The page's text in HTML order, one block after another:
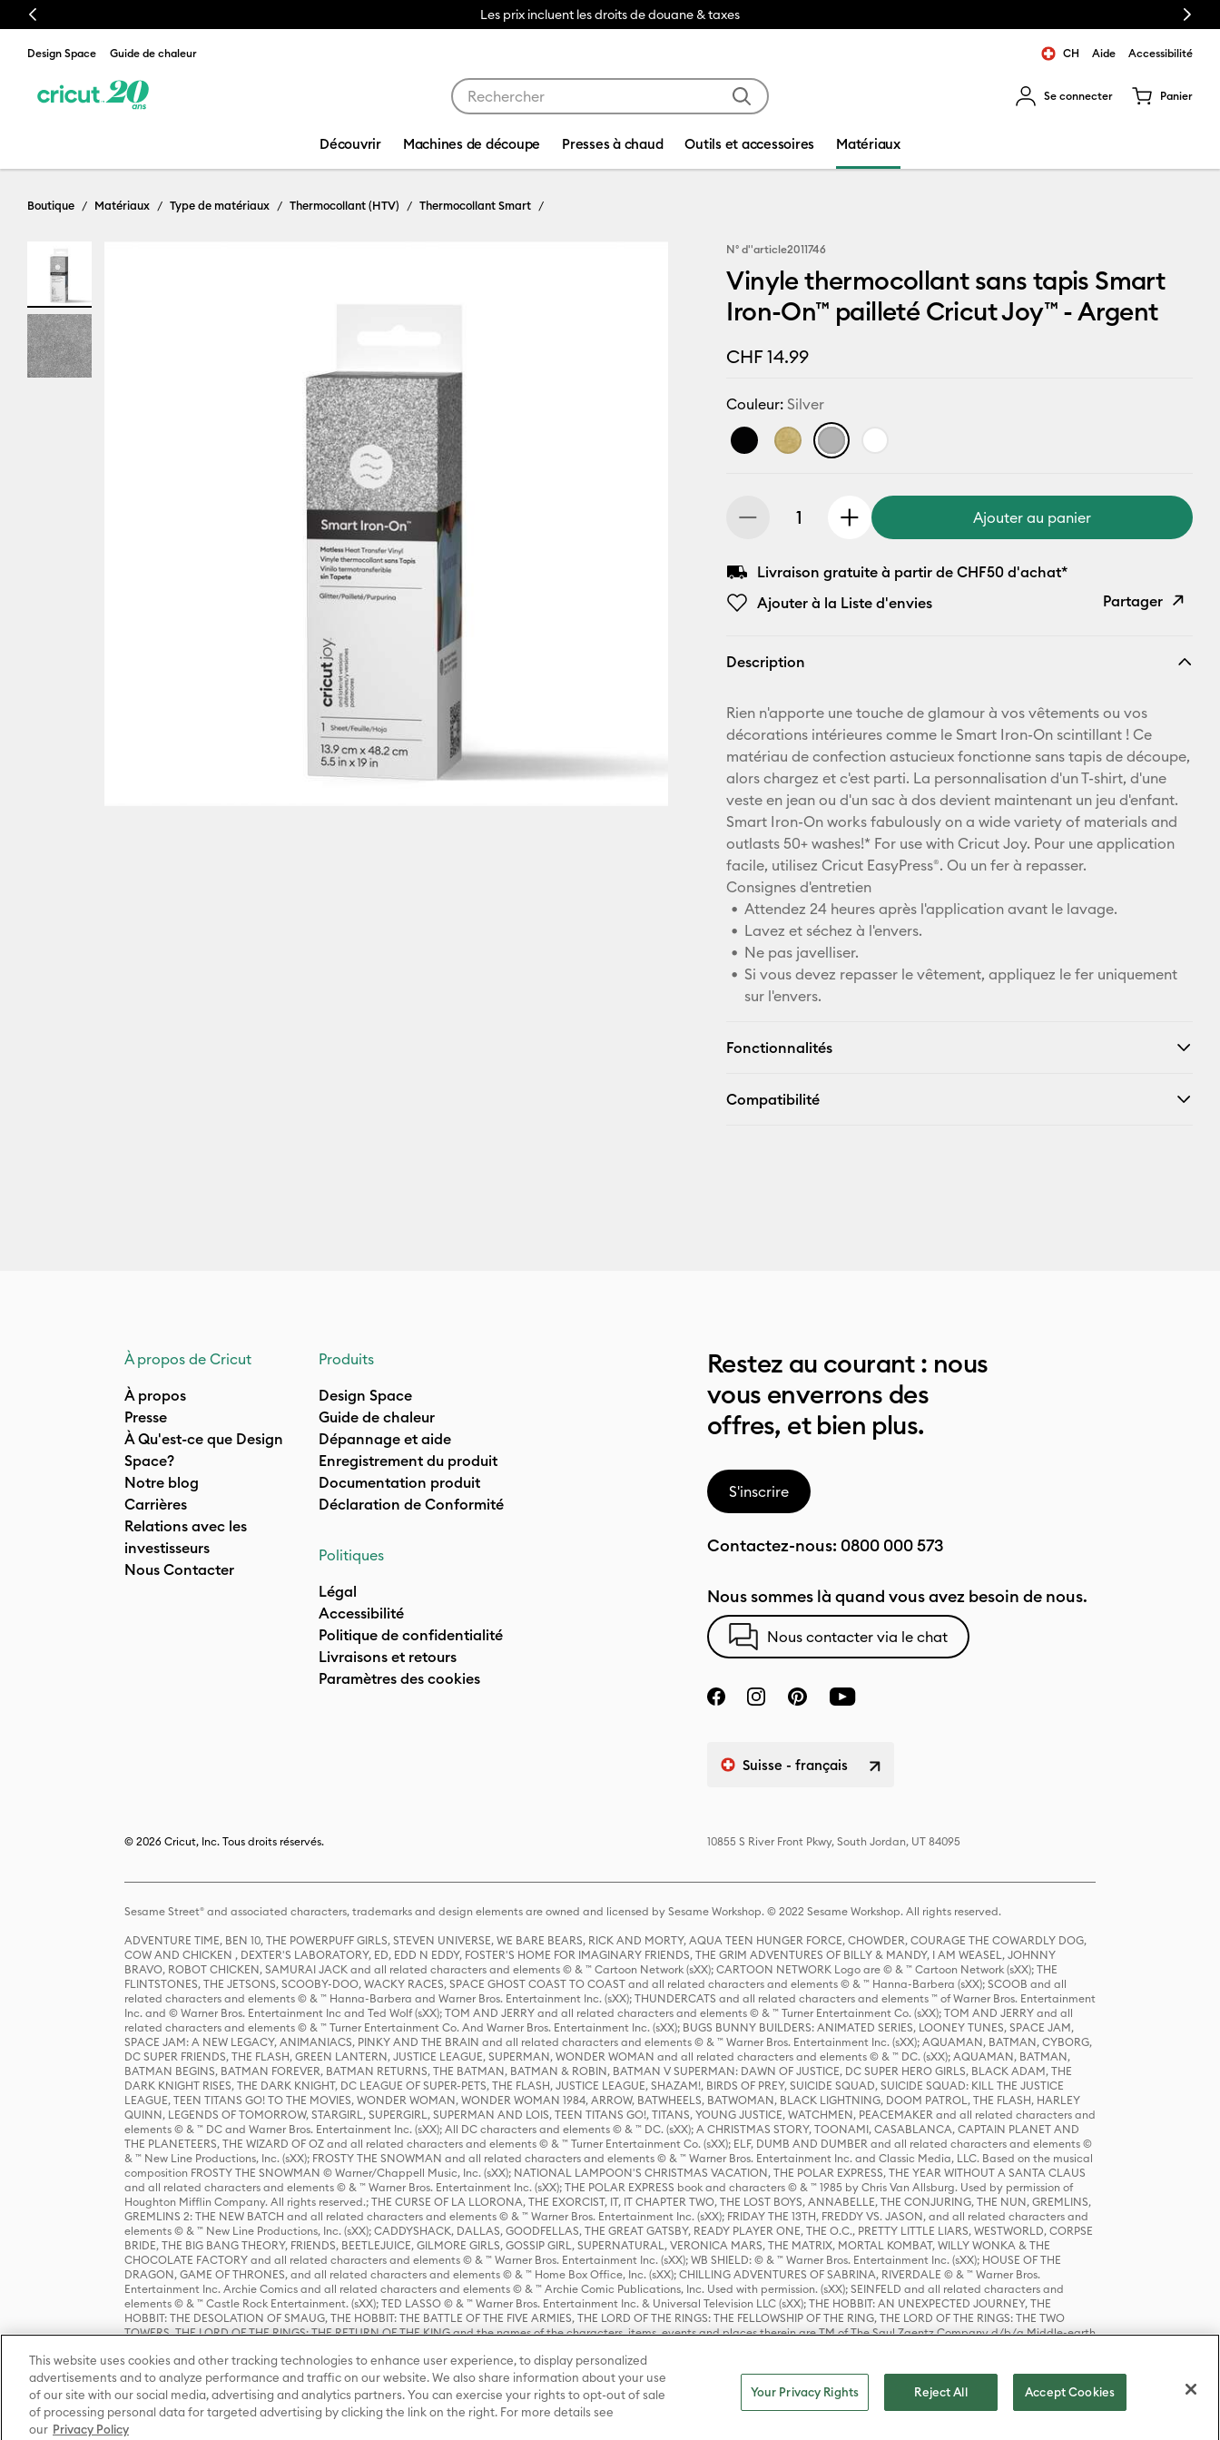
Previous Les prix incluent les droits de douane & taxes Next
Design Space Guide de chaleur CH Aide Accessibilité
Se connecter Panier
Découvrir Machines de découpe Presses à chaud Outils et accessoires Matériaux
Boutique Matériaux Type de matériaux Thermocollant (HTV) Thermocollant Smart
N° d''article2011746
Vinyle thermocollant sans tapis Smart
Iron-On™ pailleté Cricut Joy™ - Argent
CHF 14.99
Couleur: Silver
Ajouter au panier
Livraison gratuite à partir de CHF50 d'achat*
Ajouter à la Liste d'envies
Partager
E-mail
Pinterest
Facebook
X
Description
Rien n'apporte une touche de glamour à vos vêtements ou vos
décorations intérieures comme le Smart Iron-On scintillant ! Ce
matériau de confection astucieux fonctionne sans tapis de découpe,
alors chargez et c'est parti. La personnalisation d'un T-shirt, d'une
veste en jean ou d'un sac à dos devient maintenant un jeu d'enfant.
Smart Iron-On works fabulously on a wide variety of materials and
outlasts 50+ washes!* For use with Cricut Joy. Pour une application
facile, utilisez Cricut EasyPress®. Ou un fer à repasser.
Consignes d'entretien
Attendez 24 heures après l'application avant le lavage.
Lavez et séchez à l'envers.
Ne pas javelliser.
Si vous devez repasser le vêtement, appliquez le fer uniquement
sur l'envers.
Fonctionnalités
Compatibilité
À propos de Cricut
À propos
Presse
À Qu'est-ce que Design
Space?
Notre blog
Carrières
Relations avec les
investisseurs
Nous Contacter
Produits
Design Space
Guide de chaleur
Dépannage et aide
Enregistrement du produit
Documentation produit
Déclaration de Conformité
Politiques
Légal
Accessibilité
Politique de confidentialité
Livraisons et retours
Paramètres des cookies
Restez au courant : nous
vous enverrons des
offres, et bien plus.
S'inscrire
Contactez-nous: 0800 000 573
Nous sommes là quand vous avez besoin de nous.
Nous contacter via le chat
Suisse - français
© 2026 Cricut, Inc. Tous droits réservés. 10855 S River Front Pkwy, South Jordan, UT 84095
Sesame Street® and associated characters, trademarks and design elements are owned and licensed by Sesame Workshop. © 2022 Sesame Workshop. All rights reserved.
ADVENTURE TIME, BEN 10, THE POWERPUFF GIRLS, STEVEN UNIVERSE, WE BARE BEARS, RICK AND MORTY, AQUA TEEN HUNGER FORCE, CHOWDER, COURAGE THE COWARDLY DOG,
COW AND CHICKEN , DEXTER'S LABORATORY, ED, EDD N EDDY, FOSTER'S HOME FOR IMAGINARY FRIENDS, THE GRIM ADVENTURES OF BILLY & MANDY, I AM WEASEL, JOHNNY
BRAVO, ROBOT CHICKEN, SAMURAI JACK and all related characters and elements © & ™ Cartoon Network (sXX); CARTOON NETWORK Logo are © & ™ Cartoon Network (sXX); THE
FLINTSTONES, THE JETSONS, SCOOBY-DOO, WACKY RACES, SPACE GHOST COAST TO COAST and all related characters and elements © & ™ Hanna-Barbera (sXX); SCOOB and all
related characters and elements © & ™ Hanna-Barbera and Warner Bros. Entertainment Inc. (sXX); THUNDERCATS and all related characters and elements ™ of Warner Bros. Entertainment
Inc. and © Warner Bros. Entertainment Inc and Ted Wolf (sXX); TOM AND JERRY and all related characters and elements © & ™ Turner Entertainment Co. (sXX); TOM AND JERRY and all
related characters and elements © & ™ Turner Entertainment Co. And Warner Bros. Entertainment Inc. (sXX); BUGS BUNNY BUILDERS: ANIMATED SERIES, LOONEY TUNES, SPACE JAM,
SPACE JAM: A NEW LEGACY, ANIMANIACS, PINKY AND THE BRAIN and all related characters and elements © & ™ Warner Bros. Entertainment Inc. (sXX); AQUAMAN, BATMAN, CYBORG,
DC SUPER FRIENDS, THE FLASH, GREEN LANTERN, JUSTICE LEAGUE, SUPERMAN, WONDER WOMAN and all related characters and elements © & ™ DC. (sXX); AQUAMAN, BATMAN,
BATMAN BEGINS, BATMAN FOREVER, BATMAN RETURNS, THE BATMAN, BATMAN & ROBIN, BATMAN V SUPERMAN: DAWN OF JUSTICE, DC SUPER HERO GIRLS, BLACK ADAM, THE
DARK KNIGHT RISES, THE DARK KNIGHT, DC LEAGUE OF SUPER-PETS, THE FLASH, JUSTICE LEAGUE, SHAZAM!, BIRDS OF PREY, SUICIDE SQUAD, SUICIDE SQUAD: KILL THE JUSTICE
LEAGUE, TEEN TITANS GO! TO THE MOVIES, WONDER WOMAN, WONDER WOMAN 1984, ARROW, BATWHEELS, BATWOMAN, BLACK LIGHTNING, DOOM PATROL, THE FLASH, HARLEY
QUINN, LEGENDS OF TOMORROW, STARGIRL, SUPERGIRL, SUPERMAN AND LOIS, TEEN TITANS GO!, TITANS, YOUNG JUSTICE, WATCHMEN, PEACEMAKER and all related characters and
elements © & ™ DC and Warner Bros. Entertainment Inc. (sXX); All DC characters and elements © & ™ DC. (sXX); A CHRISTMAS STORY, TOONAMI, CASABLANCA, CAPTAIN PLANET AND
THE PLANETEERS, THE WIZARD OF OZ and all related characters and elements © & ™ Turner Entertainment Co. (sXX); ELF, DUMB AND DUMBER and all related characters and elements ©
& ™ New Line Productions, Inc. (sXX); FROSTY THE SNOWMAN and all related characters and elements © & ™ Warner Bros. Entertainment Inc. and Classic Media, LLC. Based on the musical
composition FROSTY THE SNOWMAN © Warner/Chappell Music, Inc. (sXX); NATIONAL LAMPOON'S CHRISTMAS VACATION, THE POLAR EXPRESS, THE YEAR WITHOUT A SANTA CLAUS
and all related characters and elements © & ™ Warner Bros. Entertainment Inc. (sXX); THE POLAR EXPRESS book and characters © & ™ 1985 by Chris Van Allsburg. Used by permission of
Houghton Mifflin Company. All rights reserved.; THE CURSE OF LA LLORONA, THE EXORCIST, IT, IT CHAPTER TWO, THE LOST BOYS, ANNABELLE, THE CONJURING, THE NUN, GREMLINS,
GREMLINS 2: THE NEW BATCH and all related characters and elements © & ™ Warner Bros. Entertainment Inc. (sXX); FRIDAY THE 13TH, FREDDY VS. JASON, and all related characters and
elements © & ™ New Line Productions, Inc. (sXX); CADDYSHACK, DALLAS, GOODFELLAS, THE GREAT GATSBY, READY PLAYER ONE, THE O.C., PRETTY LITTLE LIARS, WESTWORLD, CORPSE
BRIDE, THE BIG BANG THEORY, FRIENDS, BEETLEJUICE, GILMORE GIRLS, GOSSIP GIRL, SUPERNATURAL, VERONICA MARS, THE MATRIX, MORTAL KOMBAT, WILLY WONKA & THE
CHOCOLATE FACTORY and all related characters and elements © & ™ Warner Bros. Entertainment Inc. (sXX); WB SHIELD: © & ™ Warner Bros. Entertainment Inc. (sXX); HOUSE OF THE
DRAGON, GAME OF THRONES, and all related characters and elements © & ™ Home Box Office, Inc. (sXX); CHILLING ADVENTURES OF SABRINA, RIVERDALE © & ™ Warner Bros.
Entertainment Inc. Archie Comics and all related characters and elements © & ™ Archie Comic Publications, Inc. Used with permission. (sXX); SEINFELD and all related characters and
elements © & ™ Castle Rock Entertainment. (sXX); TED LASSO © & ™ Warner Bros. Entertainment Inc. & Universal Television LLC (sXX); THE HOBBIT: AN UNEXPECTED JOURNEY, THE
HOBBIT: THE DESOLATION OF SMAUG, THE HOBBIT: THE BATTLE OF THE FIVE ARMIES, THE LORD OF THE RINGS: THE FELLOWSHIP OF THE RING, THE LORD OF THE RINGS: THE TWO
TOWERS, THE LORD OF THE RINGS: THE RETURN OF THE KING and the names of the characters, items, events and places therein are TM of The Saul Zaentz Company d/b/a Middle-earth
Warner Bros. Entertainment Inc. (sXX); WIZARDING WORLD and all related trademarks, characters, names, and indicia are © & ™ Warner Bros. Entertainment Inc. (sXX); © Warner Bros.
Entertainment Inc. All rights reserved.
This website uses cookies and other tracking technologies to enhance user experience, to display personalized
advertisements and to analyze performance and traffic on our website. We also share information about your use
of our site with our social media, advertising and analytics partners. You can exercise your rights to opt-out of sale
of processing personal data for targeted advertising by clicking the link on the right. For more details see
our Privacy Policy
Your Privacy Rights Reject All Accept Cookies